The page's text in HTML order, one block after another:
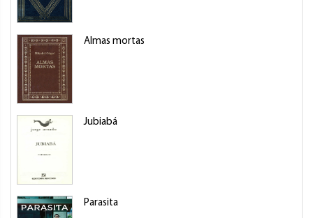
Almas mortas
Jubiabá
Parasita